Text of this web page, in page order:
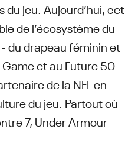
jeu. Aujourd’hui, cet
de l’écosystème du
du drapeau féminin et
et au Future 50
de la NFL en
du jeu. Partout où
7, Under Armour